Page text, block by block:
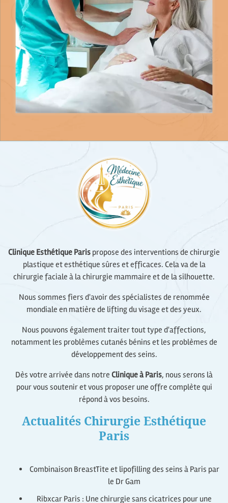
Clinique Esthétique Paris propose des interventions de chirurgie
plastique et esthétique sûres et efficaces. Cela va de la
chirurgie faciale à la chirurgie mammaire et de la silhouette.
Nous sommes fiers d'avoir des spécialistes de renommée
mondiale en matière de lifting du visage et des yeux.
Nous pouvons également traiter tout type d'affections,
notamment les problèmes cutanés bénins et les problèmes de
développement des seins.
Dès votre arrivée dans notre Clinique à Paris, nous serons là
pour vous soutenir et vous proposer une offre complète qui
répond à vos besoins.
Actualités Chirurgie Esthétique
Paris
Combinaison BreastTite et lipofilling des seins à Paris par
le Dr Gam
Ribxcar Paris : Une chirurgie sans cicatrices pour une